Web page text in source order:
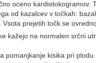
oceno kardiotokogramov.
od kazalcev v točkah:
prejetih točk se
kažejo na normalen srčni
pomanjkanje kisika pri